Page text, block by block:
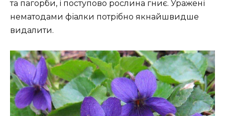
та пагорби, і поступово рослина гниє. Уражені
нематодами фіалки потрібно якнайшвидше
видалити.